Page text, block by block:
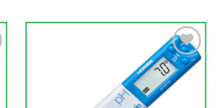
Add to
Wishlist